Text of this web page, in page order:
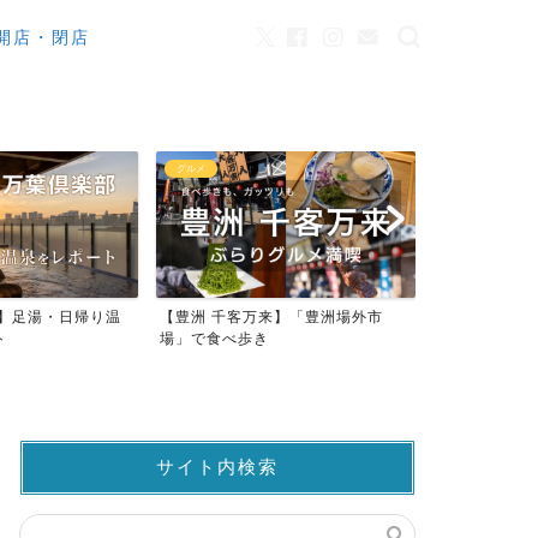
店・閉店
「豊洲場外市
カフェ
ワンちゃんOK！豊洲のカフェ・レ
ストラン23店
サイト内検索